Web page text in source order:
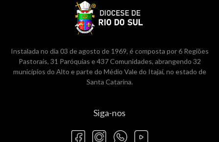
Instalada no dia 03 de agosto de 1969, é composta por 6 Regiões
Pastorais, 31 Paróquias e 437 Comunidades, abrangendo 32
municípios do Alto e parte do Médio Vale do Itajaí, no estado de
Santa Catarina.
Siga-nos